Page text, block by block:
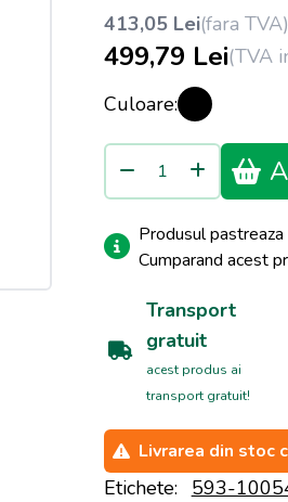
413,05 Lei(fara TVA)
499,79 Lei(TVA
Culoare:
Produsul
Cumparand acest
Transport
gratuit
acest produs ai
transport gratuit!
Livrarea din stoc
Etichete: 593-